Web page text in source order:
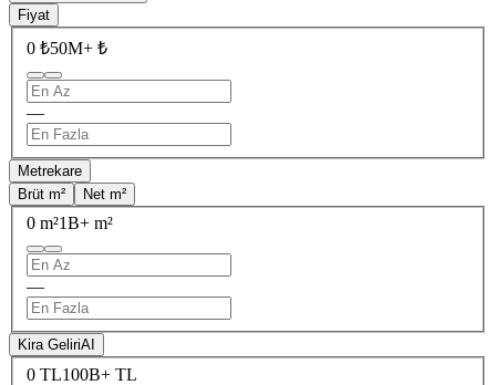
Fiyat
0 ₺50M+ ₺
—
Metrekare
Brüt m²
Net m²
0 m²1B+ m²
—
Kira GeliriAI
0 TL100B+ TL